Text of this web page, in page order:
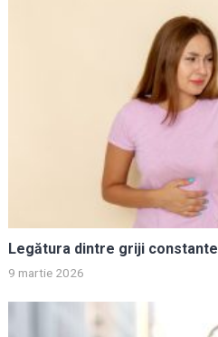
Legătura dintre griji
9 martie 2026